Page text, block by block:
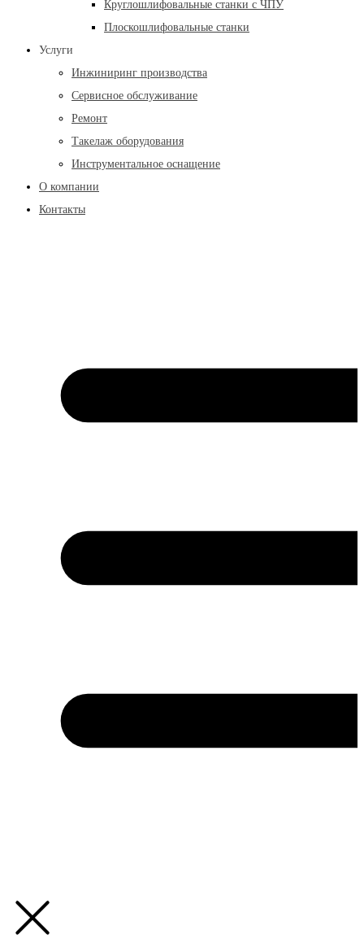
Круглошлифовальные станки с ЧПУ
Плоскошлифовальные станки
Услуги
Инжиниринг производства
Сервисное обслуживание
Ремонт
Такелаж оборудования
Инструментальное оснащение
О компании
Контакты